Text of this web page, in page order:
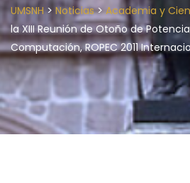
UMSNH> Noticias>Academia y
la XIII Reunión de Otoño de
Computación, ROPEC 2011